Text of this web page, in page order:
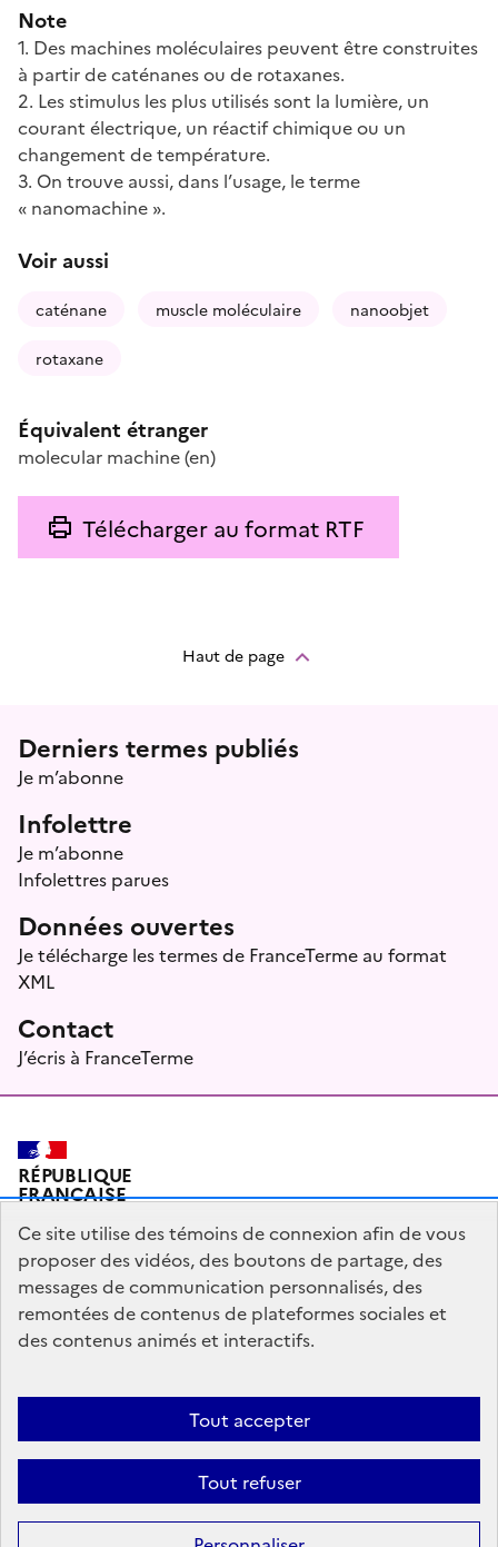
Note
1. Des machines moléculaires peuvent être construites
à partir de caténanes ou de rotaxanes.
2. Les stimulus les plus utilisés sont la lumière, un
courant électrique, un réactif chimique ou un
changement de température.
3. On trouve aussi, dans l’usage, le terme
« nanomachine ».
Voir aussi
caténane muscle moléculaire nanoobjet
rotaxane
Équivalent étranger
molecular machine(en)
Télécharger au format RTF
Haut de page
Menu prefooter
Derniers termes publiés
Je m’abonne
Infolettre
Je m’abonne
Infolettres parues
Données ouvertes
Je télécharge les termes de FranceTerme au format
XML
Contact
J’écris à FranceTerme
RÉPUBLIQUE
FRANÇAISE
Plan du site Mentions légales Qui sommes-nous ?
Partagez votre expérience pour améliorer les services
Accessibilité : partiellement conforme
gouvernement.fr
Ce site utilise des témoins de connexion afin de vous
proposer des vidéos, des boutons de partage, des
messages de communication personnalisés, des
remontées de contenus de plateformes sociales et
des contenus animés et interactifs.
Tout accepter
Tout refuser